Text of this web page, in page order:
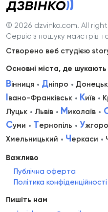
© 2026 dzvinko.com. All
Сервіс з пошуку майстрів та
Створено веб студією
Основні міста, де
Вінниця Дніпро Донецьк
Івано-Франківськ Київ
Луцьк
Львів Миколаїв
Суми Тернопіль У
Хмельницький
Черкаси
Важливо
Публічна оферта
Політика конфіденційності
Пишіть нам